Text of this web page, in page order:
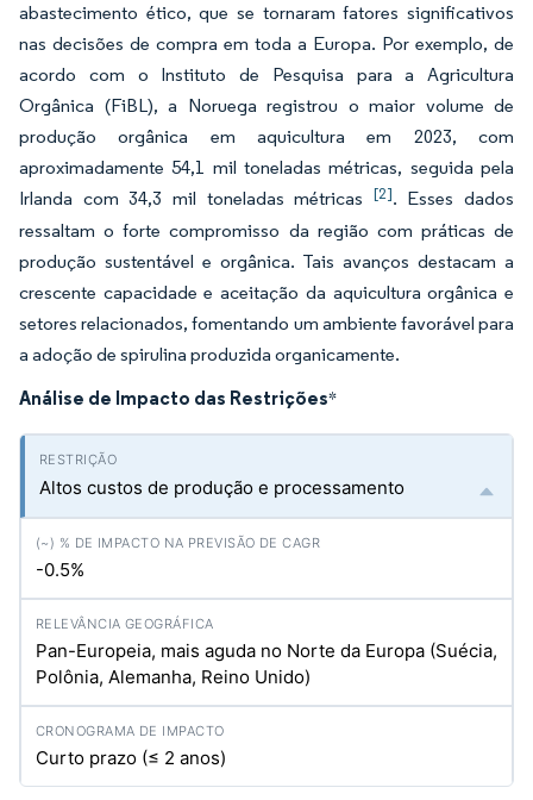
abastecimento ético, que se tornaram fatores significativos
nas decisões de compra em toda a Europa. Por exemplo, de
acordo com o Instituto de Pesquisa para a Agricultura
Orgânica (FiBL), a Noruega registrou o maior volume de
produção orgânica em aquicultura em 2023, com
aproximadamente 54,1 mil toneladas métricas, seguida pela
Irlanda com 34,3 mil toneladas métricas [2]. Esses dados
ressaltam o forte compromisso da região com práticas de
produção sustentável e orgânica. Tais avanços destacam a
crescente capacidade e aceitação da aquicultura orgânica e
setores relacionados, fomentando um ambiente favorável para
a adoção de spirulina produzida organicamente.
Análise de Impacto das Restrições*
Altos custos de produção e processamento
-0.5%
Pan-Europeia, mais aguda no Norte da Europa (Suécia,
Polônia, Alemanha, Reino Unido)
Curto prazo (≤ 2 anos)